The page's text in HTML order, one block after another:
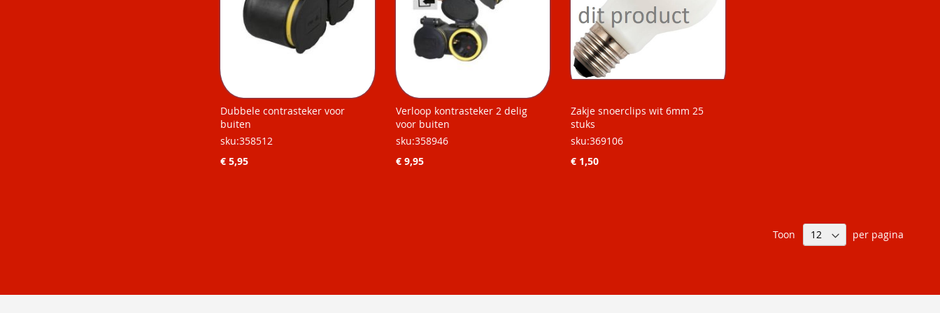
Dubbele contrasteker voor
buiten
sku:358512
€ 5,95
Verloop kontrasteker 2 delig
voor buiten
sku:358946
€ 9,95
Zakje snoerclips wit 6mm 25
stuks
sku:369106
€ 1,50
Toon per pagina